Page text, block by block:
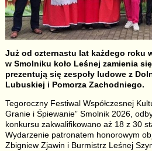
Już od czternastu lat każdego roku
w Smolniku koło Leśnej zamienia
prezentują się zespoły ludowe z
Lubuskiej i Pomorza Zachodniego.
Tegoroczny Festiwal Współczesnej
Granie i Śpiewanie” Smolnik 2026,
konkursu zakwalifikowano aż 18 z 30
Wydarzenie patronatem honorowym
Zbigniew Zjawin i Burmistrz Leśnej